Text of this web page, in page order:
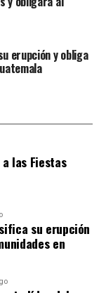
erupción y obliga
las Fiestas
su erupción
en